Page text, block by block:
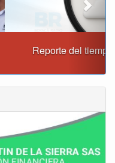
para el viernes